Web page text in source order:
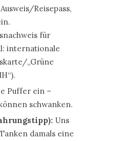
Ausweis/Reisepass,
für
internationale
„Grüne
Puffer ein –
schwanken.
Uns
damals eine